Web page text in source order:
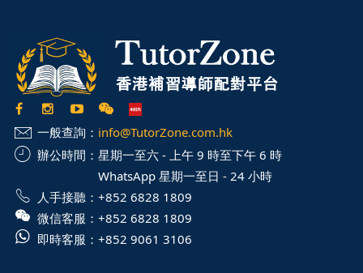
一般查詢： info@TutorZone.com.hk
辦公時間： 星期一至六 - 上午 9 時至下午 6 時
WhatsApp 星期一至日 - 24 小時
人手接聽： +852 6828 1809
微信客服： +852 6828 1809
即時客服： +852 9061 3106